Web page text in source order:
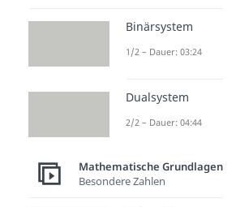
Binärsystem
1/2 – Dauer: 03:24
Dualsystem
2/2 – Dauer: 04:44
Mathematische Grundlagen
Besondere Zahlen